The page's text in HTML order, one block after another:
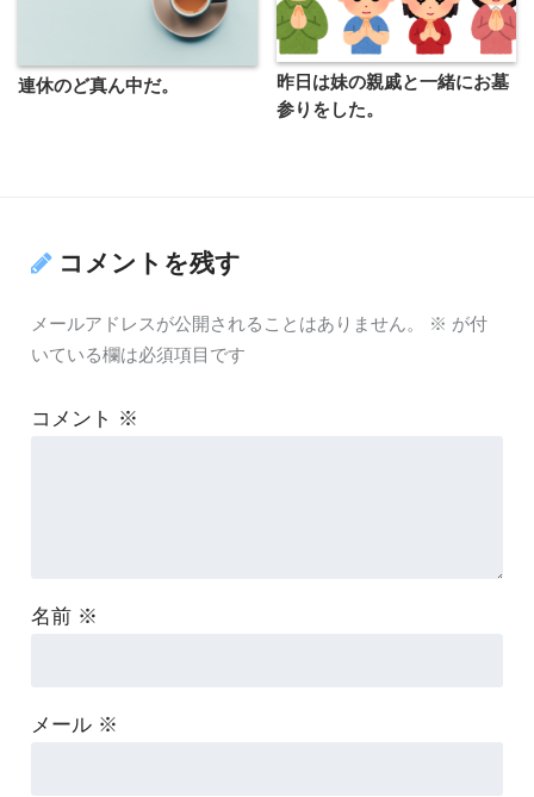
連休のど真ん中だ。
昨日は妹の親戚と一緒にお墓
参りをした。
コメントを残す
メールアドレスが公開されることはありません。 ※ が付
いている欄は必須項目です
コメント ※
名前 ※
メール ※